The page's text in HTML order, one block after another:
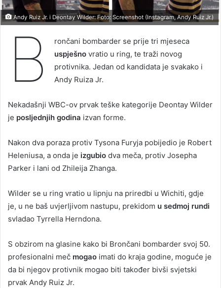
Andy Ruiz Jr. i Deontay Wilder: Foto: Screenshot (Instagram, Andy Ruiz Jr.)
B
rončani bombarder se prije tri mjeseca
uspješno vratio u ring, te traži novog
protivnika. Jedan od kandidata je svakako i
Andy Ruiza Jr.
Nekadašnji WBC-ov prvak teške kategorije Deontay Wilder
je posljednjih godina izvan forme.
Nakon dva poraza protiv Tysona Furyja pobijedio je Robert
Heleniusa, a onda je izgubio dva meča, protiv Josepha
Parker i lani od Zhileija Zhanga.
Wilder se u ring vratio u lipnju na priredbi u Wichiti, gdje
je, u ne baš uvjerljivom nastupu, prekidom u sedmoj rundi
svladao Tyrrella Herndona.
S obzirom na glasine kako bi Brončani bombarder svoj 50.
profesionalni meč mogao imati do kraja godine, moguće je
da bi njegov protivnik mogao biti također bivši svjetski
prvak Andy Ruiz Jr.